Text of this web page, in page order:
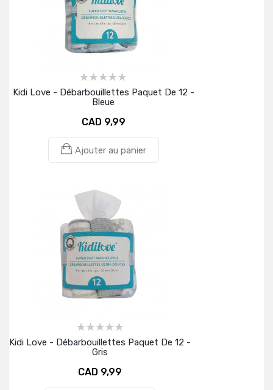
Kidi Love - Débarbouillettes Paquet De 12 -
Bleue
CAD 9,99
Ajouter au panier
Kidi Love - Débarbouillettes Paquet De 12 -
Gris
CAD 9,99